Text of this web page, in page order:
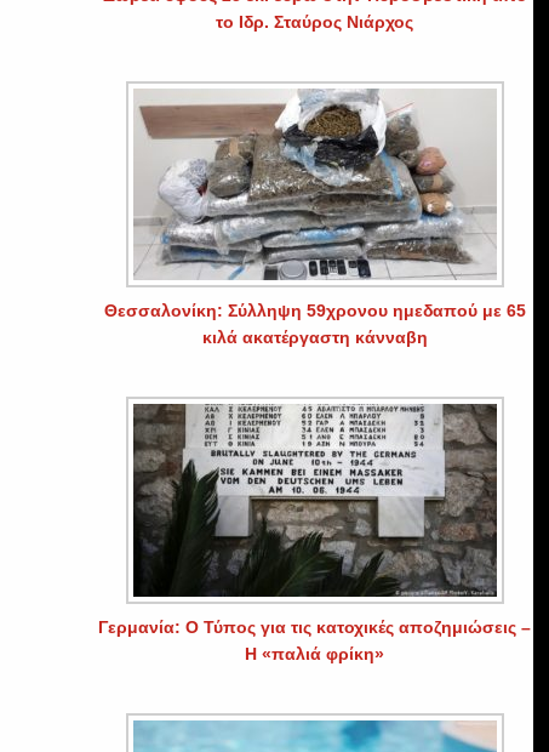
το Ιδρ. Σταύρος Νιάρχος
Θεσσαλονίκη: Σύλληψη 59χρονου ημεδαπού με 65
κιλά ακατέργαστη κάνναβη
Γερμανία: Ο Τύπος για τις κατοχικές αποζημιώσεις –
Η «παλιά φρίκη»